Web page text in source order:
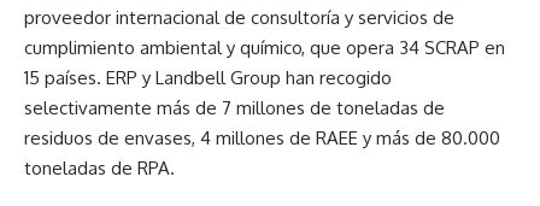
proveedor internacional de consultoría y servicios de
cumplimiento ambiental y químico, que opera 34 SCRAP en
15 países. ERP y Landbell Group han recogido
selectivamente más de 7 millones de toneladas de
residuos de envases, 4 millones de RAEE y más de 80.000
toneladas de RPA.